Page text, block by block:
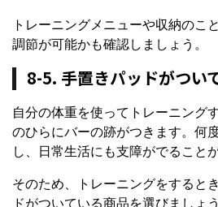
トレーニングメニューや収納のこ
調節が可能かも確認しましょう。
8-5. 手置きパッドがつい
自分の体重を使ってトレーニング
のひらにバーの跡がつきます。何
し、日常生活にも支障がでること
そのため、トレーニングをすると
ドがついている商品を選びましょ